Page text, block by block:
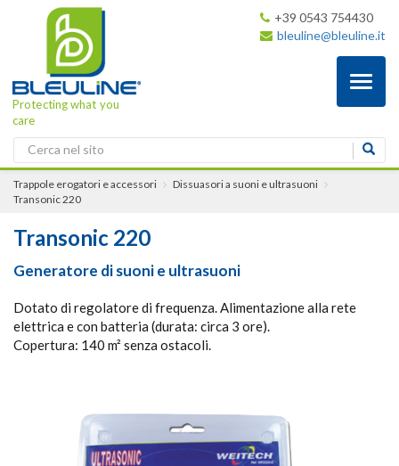
Protecting what you
care
+39 0543 754430
bleuline@bleuline.it
Trappole erogatori e accessori
Dissuasori a suoni e ultrasuoni
Transonic 220
Transonic 220
Generatore di suoni e ultrasuoni
Dotato di regolatore di frequenza. Alimentazione alla rete
elettrica e con batteria (durata: circa 3 ore).
Copertura: 140 m² senza ostacoli.